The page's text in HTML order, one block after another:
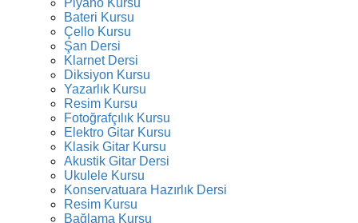
Bateri Kursu
Çello Kursu
Şan Dersi
Klarnet Dersi
Diksiyon Kursu
Yazarlık Kursu
Resim Kursu
Fotoğrafçılık Kursu
Elektro Gitar Kursu
Klasik Gitar Kursu
Akustik Gitar Dersi
Ukulele Kursu
Konservatuara Hazırlık Dersi
Resim Kursu
Bağlama Kursu